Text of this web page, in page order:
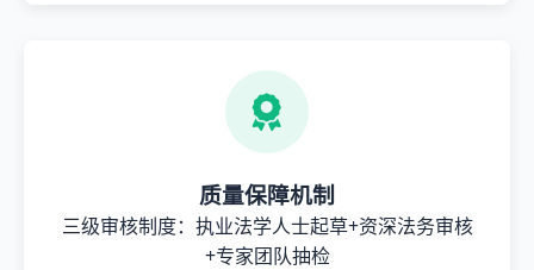
质量保障机制
三级审核制度：执业法学人士起草+资深法务审核
+专家团队抽检